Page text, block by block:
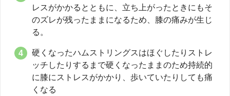
レスがかかるとともに、立ち上がったときにもそ
のズレが残ったままになるため、膝の痛みが生じ
る。
硬くなったハムストリングスはほぐしたりストレ
ッチしたりするまで硬くなったままのため持続的
に膝にストレスがかかり、歩いていたりしても痛
くなる